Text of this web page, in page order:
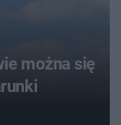
można się